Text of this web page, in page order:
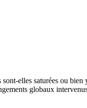
elles saturées ou
globaux